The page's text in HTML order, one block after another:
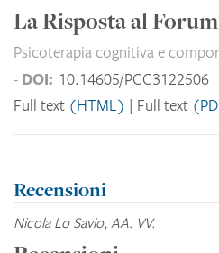
La Risposta al Forum
Psicoterapia cognitiva e
- DOI: 10.14605/PCC3122506
Full text (HTML) Full text
Recensioni
Nicola Lo Savio, AA. VV.